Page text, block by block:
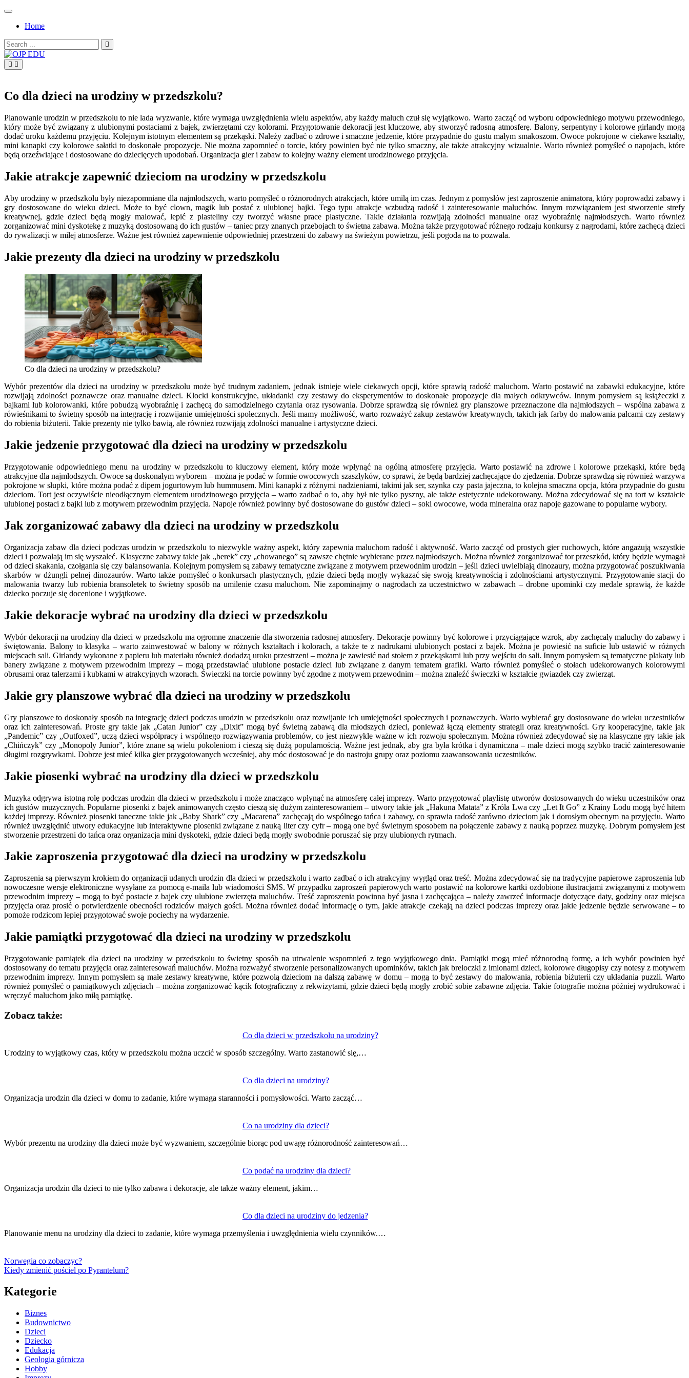
Skip
contentHome
Search
for:
Co dla dzieci na urodziny w przedszkolu?
Planowanie urodzin w przedszkolu to nie lada wyzwanie, które wymaga uwzględnienia wielu aspektów, aby każdy maluch czuł się wyjątkowo. Warto zacząć od wyboru odpowiedniego motywu przewodniego,
który może być związany z ulubionymi postaciami z bajek, zwierzętami czy kolorami. Przygotowanie dekoracji jest kluczowe, aby stworzyć radosną atmosferę. Balony, serpentyny i kolorowe girlandy mogą
dodać uroku każdemu przyjęciu. Kolejnym istotnym elementem są przekąski. Należy zadbać o zdrowe i smaczne jedzenie, które przypadnie do gustu małym smakoszom. Owoce pokrojone w ciekawe kształty,
mini kanapki czy kolorowe sałatki to doskonałe propozycje. Nie można zapomnieć o torcie, który powinien być nie tylko smaczny, ale także atrakcyjny wizualnie. Warto również pomyśleć o napojach, które
będą orzeźwiające i dostosowane do dziecięcych upodobań. Organizacja gier i zabaw to kolejny ważny element urodzinowego przyjęcia.
Jakie atrakcje zapewnić dzieciom na urodziny w przedszkolu
Aby urodziny w przedszkolu były niezapomniane dla najmłodszych, warto pomyśleć o różnorodnych atrakcjach, które umilą im czas. Jednym z pomysłów jest zaproszenie animatora, który poprowadzi zabawy i
gry dostosowane do wieku dzieci. Może to być clown, magik lub postać z ulubionej bajki. Tego typu atrakcje wzbudzą radość i zainteresowanie maluchów. Innym rozwiązaniem jest stworzenie strefy
kreatywnej, gdzie dzieci będą mogły malować, lepić z plasteliny czy tworzyć własne prace plastyczne. Takie działania rozwijają zdolności manualne oraz wyobraźnię najmłodszych. Warto również
zorganizować mini dyskotekę z muzyką dostosowaną do ich gustów – taniec przy znanych przebojach to świetna zabawa. Można także przygotować różnego rodzaju konkursy z nagrodami, które zachęcą dzieci
do rywalizacji w miłej atmosferze. Ważne jest również zapewnienie odpowiedniej przestrzeni do zabawy na świeżym powietrzu, jeśli pogoda na to pozwala.
Jakie prezenty dla dzieci na urodziny w przedszkolu
Co dla dzieci na urodziny w przedszkolu?
Wybór prezentów dla dzieci na urodziny w przedszkolu może być trudnym zadaniem, jednak istnieje wiele ciekawych opcji, które sprawią radość maluchom. Warto postawić na zabawki edukacyjne, które
rozwijają zdolności poznawcze oraz manualne dzieci. Klocki konstrukcyjne, układanki czy zestawy do eksperymentów to doskonałe propozycje dla małych odkrywców. Innym pomysłem są książeczki z
bajkami lub kolorowanki, które pobudzą wyobraźnię i zachęcą do samodzielnego czytania oraz rysowania. Dobrze sprawdzą się również gry planszowe przeznaczone dla najmłodszych – wspólna zabawa z
rówieśnikami to świetny sposób na integrację i rozwijanie umiejętności społecznych. Jeśli mamy możliwość, warto rozważyć zakup zestawów kreatywnych, takich jak farby do malowania palcami czy zestawy
do robienia biżuterii. Takie prezenty nie tylko bawią, ale również rozwijają zdolności manualne i artystyczne dzieci.
Jakie jedzenie przygotować dla dzieci na urodziny w przedszkolu
Przygotowanie odpowiedniego menu na urodziny w przedszkolu to kluczowy element, który może wpłynąć na ogólną atmosferę przyjęcia. Warto postawić na zdrowe i kolorowe przekąski, które będą
atrakcyjne dla najmłodszych. Owoce są doskonałym wyborem – można je podać w formie owocowych szaszłyków, co sprawi, że będą bardziej zachęcające do zjedzenia. Dobrze sprawdzą się również warzywa
pokrojone w słupki, które można podać z dipem jogurtowym lub hummusem. Mini kanapki z różnymi nadzieniami, takimi jak ser, szynka czy pasta jajeczna, to kolejna smaczna opcja, która przypadnie do gustu
dzieciom. Tort jest oczywiście nieodłącznym elementem urodzinowego przyjęcia – warto zadbać o to, aby był nie tylko pyszny, ale także estetycznie udekorowany. Można zdecydować się na tort w kształcie
ulubionej postaci z bajki lub z motywem przewodnim przyjęcia. Napoje również powinny być dostosowane do gustów dzieci – soki owocowe, woda mineralna oraz napoje gazowane to popularne wybory.
Jak zorganizować zabawy dla dzieci na urodziny w przedszkolu
Organizacja zabaw dla dzieci podczas urodzin w przedszkolu to niezwykle ważny aspekt, który zapewnia maluchom radość i aktywność. Warto zacząć od prostych gier ruchowych, które angażują wszystkie
dzieci i pozwalają im się wyszaleć. Klasyczne zabawy takie jak „berek” czy „chowanego” są zawsze chętnie wybierane przez najmłodszych. Można również zorganizować tor przeszkód, który będzie wymagał
od dzieci skakania, czołgania się czy balansowania. Kolejnym pomysłem są zabawy tematyczne związane z motywem przewodnim urodzin – jeśli dzieci uwielbiają dinozaury, można przygotować poszukiwania
skarbów w dżungli pełnej dinozaurów. Warto także pomyśleć o konkursach plastycznych, gdzie dzieci będą mogły wykazać się swoją kreatywnością i zdolnościami artystycznymi. Przygotowanie stacji do
malowania twarzy lub robienia bransoletek to świetny sposób na umilenie czasu maluchom. Nie zapominajmy o nagrodach za uczestnictwo w zabawach – drobne upominki czy medale sprawią, że każde
dziecko poczuje się docenione i wyjątkowe.
Jakie dekoracje wybrać na urodziny dla dzieci w przedszkolu
Wybór dekoracji na urodziny dla dzieci w przedszkolu ma ogromne znaczenie dla stworzenia radosnej atmosfery. Dekoracje powinny być kolorowe i przyciągające wzrok, aby zachęcały maluchy do zabawy i
świętowania. Balony to klasyka – warto zainwestować w balony w różnych kształtach i kolorach, a także te z nadrukami ulubionych postaci z bajek. Można je powiesić na suficie lub ustawić w różnych
miejscach sali. Girlandy wykonane z papieru lub materiału również dodadzą uroku przestrzeni – można je zawiesić nad stołem z przekąskami lub przy wejściu do sali. Innym pomysłem są tematyczne plakaty lub
banery związane z motywem przewodnim imprezy – mogą przedstawiać ulubione postacie dzieci lub związane z danym tematem grafiki. Warto również pomyśleć o stołach udekorowanych kolorowymi
obrusami oraz talerzami i kubkami w atrakcyjnych wzorach. Świeczki na torcie powinny być zgodne z motywem przewodnim – można znaleźć świeczki w kształcie gwiazdek czy zwierząt.
Jakie gry planszowe wybrać dla dzieci na urodziny w przedszkolu
Gry planszowe to doskonały sposób na integrację dzieci podczas urodzin w przedszkolu oraz rozwijanie ich umiejętności społecznych i poznawczych. Warto wybierać gry dostosowane do wieku uczestników
oraz ich zainteresowań. Proste gry takie jak „Catan Junior” czy „Dixit” mogą być świetną zabawą dla młodszych dzieci, ponieważ łączą elementy strategii oraz kreatywności. Gry kooperacyjne, takie jak
„Pandemic” czy „Outfoxed”, uczą dzieci współpracy i wspólnego rozwiązywania problemów, co jest niezwykle ważne w ich rozwoju społecznym. Można również zdecydować się na klasyczne gry takie jak
„Chińczyk” czy „Monopoly Junior”, które znane są wielu pokoleniom i cieszą się dużą popularnością. Ważne jest jednak, aby gra była krótka i dynamiczna – małe dzieci mogą szybko tracić zainteresowanie
długimi rozgrywkami. Dobrze jest mieć kilka gier przygotowanych wcześniej, aby móc dostosować je do nastroju grupy oraz poziomu zaawansowania uczestników.
Jakie piosenki wybrać na urodziny dla dzieci w przedszkolu
Muzyka odgrywa istotną rolę podczas urodzin dla dzieci w przedszkolu i może znacząco wpłynąć na atmosferę całej imprezy. Warto przygotować playlistę utworów dostosowanych do wieku uczestników oraz
ich gustów muzycznych. Popularne piosenki z bajek animowanych często cieszą się dużym zainteresowaniem – utwory takie jak „Hakuna Matata” z Króla Lwa czy „Let It Go” z Krainy Lodu mogą być hitem
każdej imprezy. Również piosenki taneczne takie jak „Baby Shark” czy „Macarena” zachęcają do wspólnego tańca i zabawy, co sprawia radość zarówno dzieciom jak i dorosłym obecnym na przyjęciu. Warto
również uwzględnić utwory edukacyjne lub interaktywne piosenki związane z nauką liter czy cyfr – mogą one być świetnym sposobem na połączenie zabawy z nauką poprzez muzykę. Dobrym pomysłem jest
stworzenie przestrzeni do tańca oraz organizacja mini dyskoteki, gdzie dzieci będą mogły swobodnie poruszać się przy ulubionych rytmach.
Jakie zaproszenia przygotować dla dzieci na urodziny w przedszkolu
Zaproszenia są pierwszym krokiem do organizacji udanych urodzin dla dzieci w przedszkolu i warto zadbać o ich atrakcyjny wygląd oraz treść. Można zdecydować się na tradycyjne papierowe zaproszenia lub
nowoczesne wersje elektroniczne wysyłane za pomocą e-maila lub wiadomości SMS. W przypadku zaproszeń papierowych warto postawić na kolorowe kartki ozdobione ilustracjami związanymi z motywem
przewodnim imprezy – mogą to być postacie z bajek czy ulubione zwierzęta maluchów. Treść zaproszenia powinna być jasna i zachęcająca – należy zawrzeć informacje dotyczące daty, godziny oraz miejsca
przyjęcia oraz prosić o potwierdzenie obecności rodziców małych gości. Można również dodać informację o tym, jakie atrakcje czekają na dzieci podczas imprezy oraz jakie jedzenie będzie serwowane – to
pomoże rodzicom lepiej przygotować swoje pociechy na wydarzenie.
Jakie pamiątki przygotować dla dzieci na urodziny w przedszkolu
Przygotowanie pamiątek dla dzieci na urodziny w przedszkolu to świetny sposób na utrwalenie wspomnień z tego wyjątkowego dnia. Pamiątki mogą mieć różnorodną formę, a ich wybór powinien być
dostosowany do tematu przyjęcia oraz zainteresowań maluchów. Można rozważyć stworzenie personalizowanych upominków, takich jak breloczki z imionami dzieci, kolorowe długopisy czy notesy z motywem
przewodnim imprezy. Innym pomysłem są małe zestawy kreatywne, które pozwolą dzieciom na dalszą zabawę w domu – mogą to być zestawy do malowania, robienia biżuterii czy układania puzzli. Warto
również pomyśleć o pamiątkowych zdjęciach – można zorganizować kącik fotograficzny z rekwizytami, gdzie dzieci będą mogły zrobić sobie zabawne zdjęcia. Takie fotografie można później wydrukować i
wręczyć maluchom jako miłą pamiątkę.
Zobacz także:
Co dla dzieci w przedszkolu na urodziny?
Urodziny to wyjątkowy czas, który w przedszkolu można uczcić w sposób szczególny. Warto zastanowić się,…
Co dla dzieci na urodziny?
Organizacja urodzin dla dzieci w domu to zadanie, które wymaga staranności i pomysłowości. Warto zacząć…
Co na urodziny dla dzieci?
Wybór prezentu na urodziny dla dzieci może być wyzwaniem, szczególnie biorąc pod uwagę różnorodność zainteresowań…
Co podać na urodziny dla dzieci?
Organizacja urodzin dla dzieci to nie tylko zabawa i dekoracje, ale także ważny element, jakim…
Co dla dzieci na urodziny do jedzenia?
Planowanie menu na urodziny dla dzieci to zadanie, które wymaga przemyślenia i uwzględnienia wielu czynników.…
wpisu
Norwegia co zobaczyc?
Kiedy zmienić pościel po Pyrantelum?
Kategorie
Biznes
Budownictwo
Dzieci
Dziecko
Edukacja
Geologia górnicza
Hobby